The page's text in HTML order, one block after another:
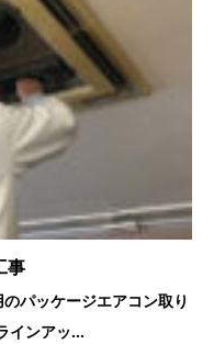
事
パッケージエアコン取り
インアッ...